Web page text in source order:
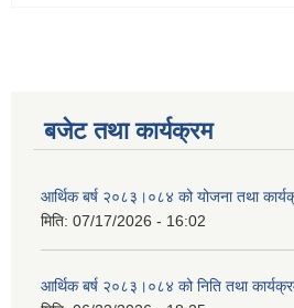
बजेट तथा कार्यक्रम
आर्थिक बर्ष २०८३।०८४ को योजना तथा
मिति: 07/17/2026 - 16:02
आर्थिक बर्ष २०८३।०८४ को निति तथा